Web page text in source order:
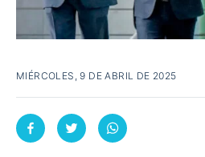
MIÉRCOLES, 9 DE ABRIL DE 2025